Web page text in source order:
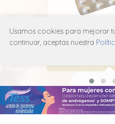
Usamos cookies para mejorar
continuar, aceptas nuestra